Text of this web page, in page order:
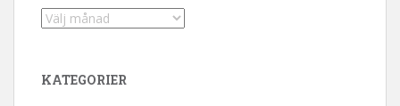
Arkiv
KATEGORIER